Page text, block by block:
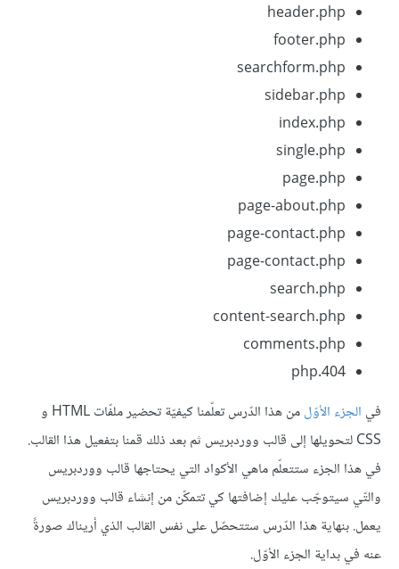
header.php
footer.php
searchform.php
sidebar.php
index.php
single.php
page.php
page-about.php
page-contact.php
page-contact.php
search.php
content-search.php
comments.php
php.404
في الجزء الأوّل
من هذا الدّرس تعلّمنا كيفيّة تحضير ملفّات HTML و
CSS لتحويلها إلى قالب ووردبريس ثم بعد ذلك قمنا بتفعيل هذا القالب.
في هذا الجزء ستتعلّم ماهي الأكواد التي يحتاجها قالب ووردبريس
والتّي سيتوجّب عليك إضافتها كي تتمكّن من إنشاء قالب ووردبريس
يعمل. بنهاية هذا الدّرس ستتحصّل على نفس القالب الذي أريناك صورةً
عنه في بداية الجزء الأوّل.